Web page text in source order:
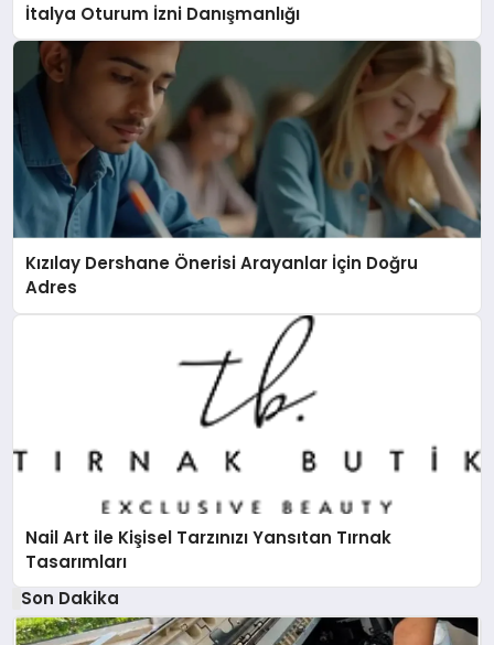
İtalya Oturum İzni Danışmanlığı
Kızılay Dershane Önerisi Arayanlar İçin Doğru
Adres
Nail Art ile Kişisel Tarzınızı Yansıtan Tırnak
Tasarımları
Son Dakika